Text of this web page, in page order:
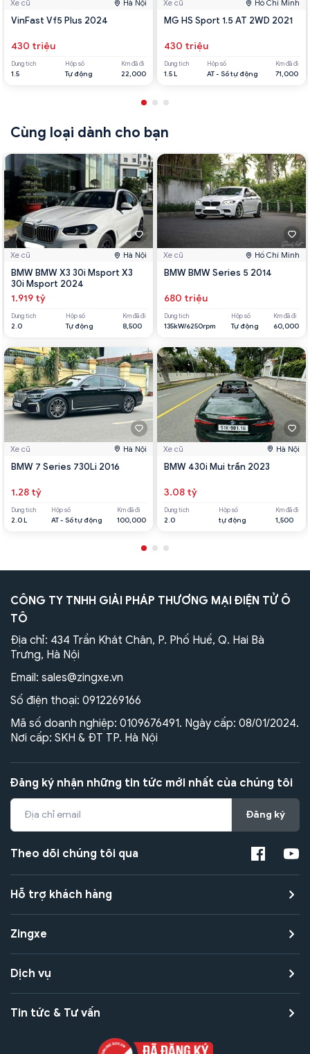
Xe cũ Hà Nội
VinFast Vf5 Plus 2024
430 triệu
Dung tích
1.5
Hộp số
Tự động
Km đã đi
22,000
Xe cũ Hồ Chí Minh
MG HS Sport 1.5 AT 2WD 2021
430 triệu
Dung tích
1.5 L
Hộp số
AT - Số tự động
Km đã đi
71,000
Cùng loại dành cho bạn
Xe cũ Hà Nội
BMW BMW X3 30i Msport X3
30i Msport 2024
1.919 tỷ
Dung tích
2.0
Hộp số
Tự động
Km đã đi
8,500
Xe cũ Hà Nội
BMW 7 Series 730Li 2016
1.28 tỷ
Dung tích
2.0 L
Hộp số
AT - Số tự động
Km đã đi
100,000
Xe cũ Hồ Chí Minh
BMW BMW Series 5 2014
680 triệu
Dung tích
135kW/6250rpm
Hộp số
Tự động
Km đã đi
60,000
Xe cũ Hà Nội
BMW 430i Mui trần 2023
3.08 tỷ
Dung tích
2.0
Hộp số
tự động
Km đã đi
1,500
CÔNG TY TNHH GIẢI PHÁP THƯƠNG MẠI ĐIỆN TỬ Ô
TÔ
Địa chỉ: 434 Trần Khát Chân, P. Phố Huế, Q. Hai Bà
Trưng, Hà Nội
Email: sales@zingxe.vn
Số điện thoại: 0912269166
Mã số doanh nghiệp: 0109676491. Ngày cấp: 08/01/2024.
Nơi cấp: SKH & ĐT TP. Hà Nội
Đăng ký nhận những tin tức mới nhất của chúng tôi
Đăng ký
Theo dõi chúng tôi qua
Hỗ trợ khách hàng
Zingxe
Dịch vụ
Tin tức & Tư vấn